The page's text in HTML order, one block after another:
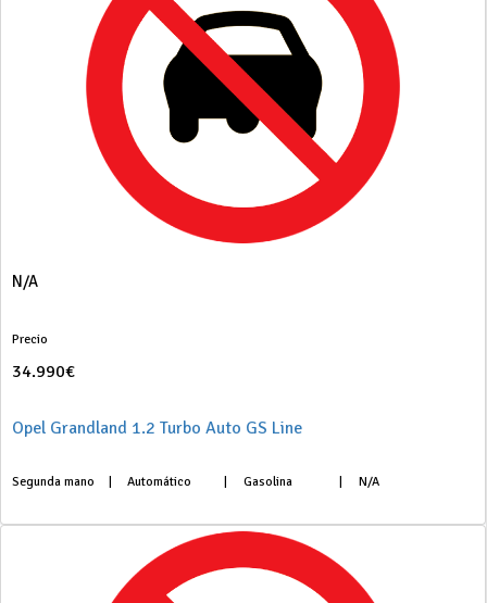
N/A
Precio
34.990€
Opel Grandland 1.2 Turbo Auto GS Line
Segunda mano Automático Gasolina N/A